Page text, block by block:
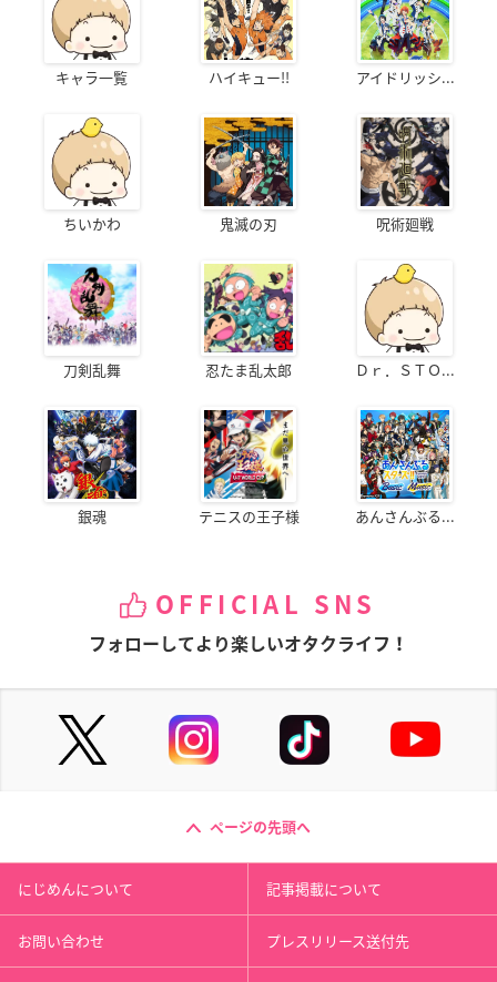
キャラ一覧 ハイキュー!! アイドリッシ...
ちいかわ 鬼滅の刃 呪術廻戦
刀剣乱舞 忍たま乱太郎 Ｄｒ．ＳＴＯ...
銀魂 テニスの王子様 あんさんぶる...
OFFICIAL SNS
フォローしてより楽しいオタクライフ！
ページの先頭へ
にじめんについて 記事掲載について
お問い合わせ プレスリリース送付先